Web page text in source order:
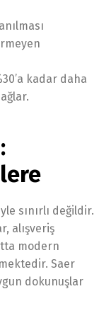
kadar daha
sınırlı değildir.
alışveriş
modern
Saer
dokunuşlar